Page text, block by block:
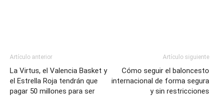
Artículo anterior
La Virtus, el Valencia Basket y
el Estrella Roja tendrán que
pagar 50 millones para ser
Artículo siguiente
Cómo seguir el baloncesto
internacional de forma segura
y sin restricciones